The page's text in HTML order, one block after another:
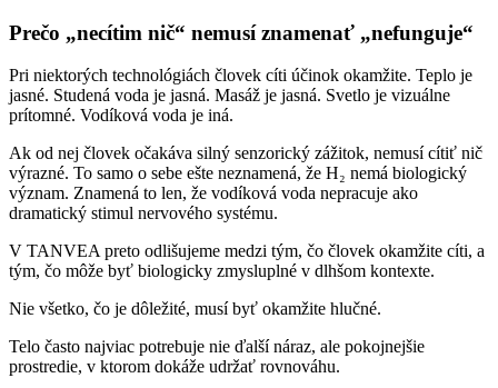
Prečo „necítim nič“ nemusí znamenať „nefunguje“
Pri niektorých technológiách človek cíti účinok okamžite. Teplo je
jasné. Studená voda je jasná. Masáž je jasná. Svetlo je vizuálne
prítomné. Vodíková voda je iná.
Ak od nej človek očakáva silný senzorický zážitok, nemusí cítiť nič
výrazné. To samo o sebe ešte neznamená, že H₂ nemá biologický
význam. Znamená to len, že vodíková voda nepracuje ako
dramatický stimul nervového systému.
V TANVEA preto odlišujeme medzi tým, čo človek okamžite cíti, a
tým, čo môže byť biologicky zmysluplné v dlhšom kontexte.
Nie všetko, čo je dôležité, musí byť okamžite hlučné.
Telo často najviac potrebuje nie ďalší náraz, ale pokojnejšie
prostredie, v ktorom dokáže udržať rovnováhu.